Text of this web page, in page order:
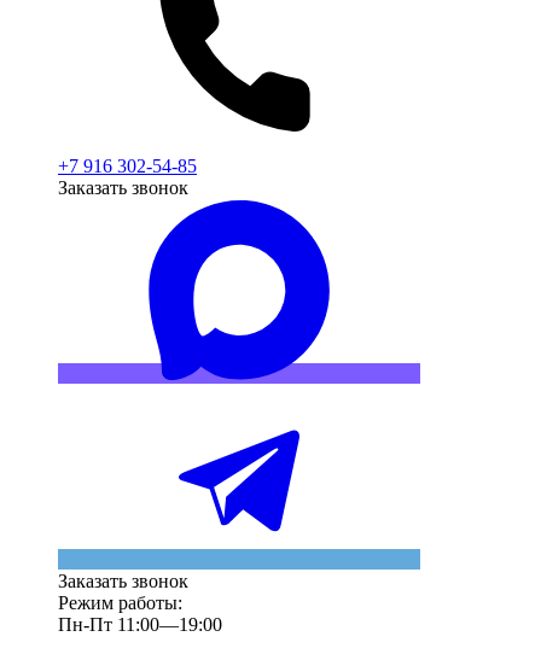
+7 916 302-54-85
Заказать звонок
Заказать звонок
Режим работы:
Пн-Пт 11:00—19:00